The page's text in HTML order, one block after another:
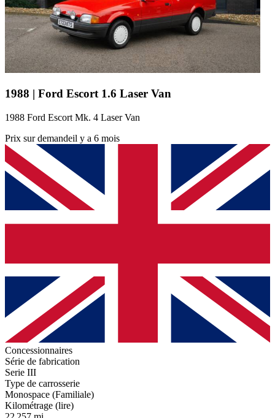
1988 | Ford Escort 1.6 Laser Van
1988 Ford Escort Mk. 4 Laser Van
Prix sur demandeil y a 6 mois
Concessionnaires
Série de fabrication
Serie III
Type de carrosserie
Monospace (Familiale)
Kilométrage (lire)